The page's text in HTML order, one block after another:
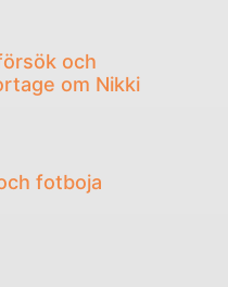
och
om Nikki
fotboja